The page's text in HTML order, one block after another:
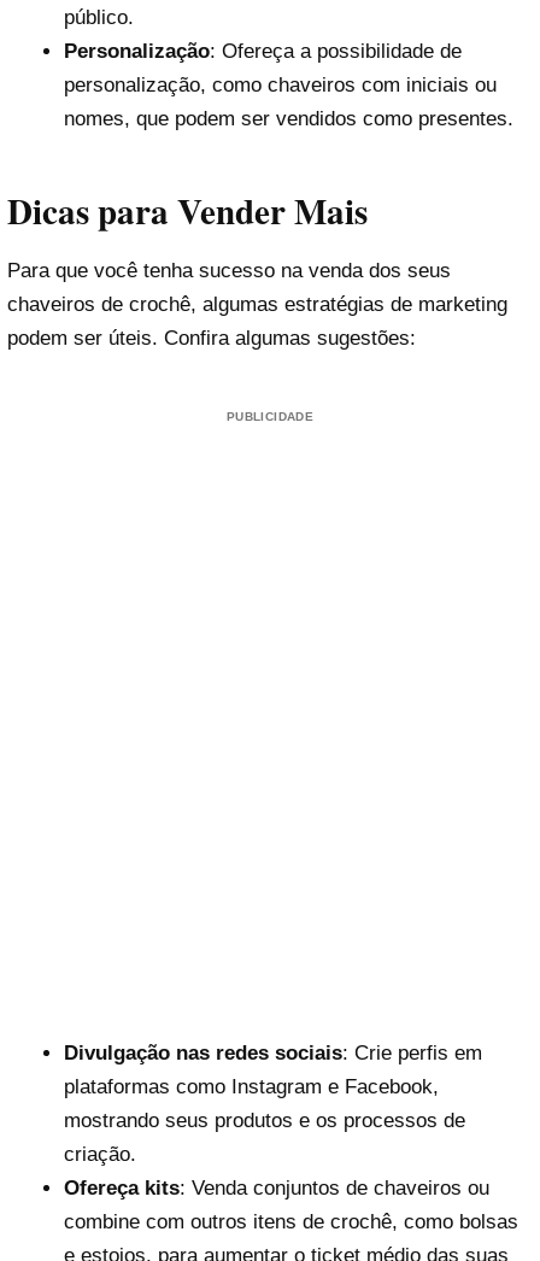
público.
Personalização: Ofereça a possibilidade de
personalização, como chaveiros com iniciais ou
nomes, que podem ser vendidos como presentes.
Dicas para Vender Mais
Para que você tenha sucesso na venda dos seus
chaveiros de crochê, algumas estratégias de marketing
podem ser úteis. Confira algumas sugestões:
PUBLICIDADE
Divulgação nas redes sociais: Crie perfis em
plataformas como Instagram e Facebook,
mostrando seus produtos e os processos de
criação.
Ofereça kits: Venda conjuntos de chaveiros ou
combine com outros itens de crochê, como bolsas
e estojos, para aumentar o ticket médio das suas